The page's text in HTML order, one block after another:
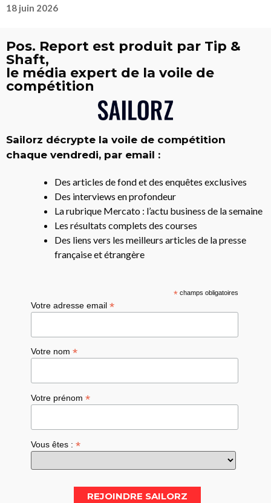
18 juin 2026
Pos. Report est produit par Tip &
Shaft,
le média expert de la voile de
compétition
Sailorz décrypte la voile de compétition
chaque vendredi, par email :
Des articles de fond et des enquêtes exclusives
Des interviews en profondeur
La rubrique Mercato : l’actu business de la semaine
Les résultats complets des courses
Des liens vers les meilleurs articles de la presse
française et étrangère
*champs obligatoires
Votre adresse email*
Votre nom*
Votre prénom*
Vous êtes :*